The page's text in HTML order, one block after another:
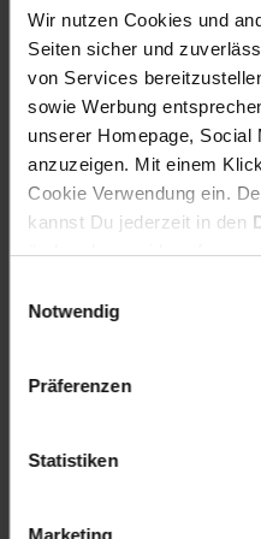
Wir nutzen Cookies und
Seiten sicher und
von Services
sowie Werbung
unserer Homepage, Social
anzuzeigen. Mit einem
Cookie Verwendung ein.
kannst Du jederzeit in den
ändern bzw. widerrufen.
Notwendig
Präferenzen
Statistiken
Marketing
Fußzeile
Weitere Online-
Netto Reisen